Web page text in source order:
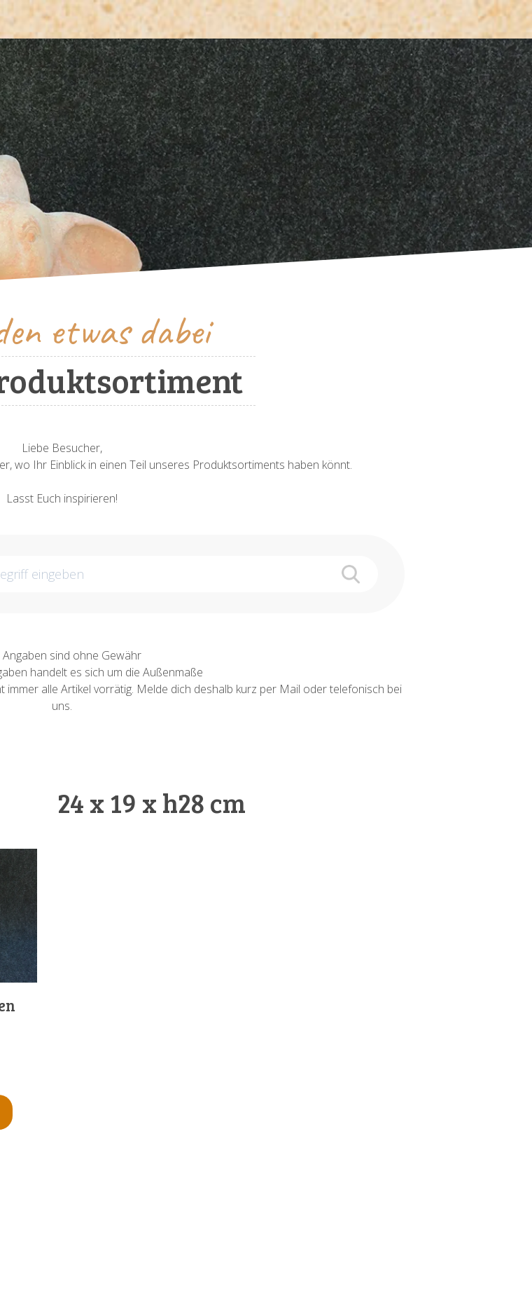
etwas dabei
Liebe Besucher,
wo Ihr Einblick in einen Teil unseres Produktsortiments haben könnt.
Lasst Euch inspirieren!
Angaben sind ohne Gewähr
handelt es sich um die Außenmaße
alle Artikel vorrätig. Melde dich deshalb kurz per Mail oder telefonisch bei
uns.
24 x 19 x h28 cm